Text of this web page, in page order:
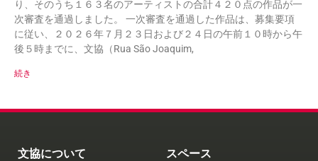
り、そのうち１６３名のアーティストの合計４２０点の作品が一
次審査を通過しました。 一次審査を通過した作品は、募集要項
に従い、２０２６年７月２３日および２４日の午前１０時から午
後５時までに、文協（Rua São Joaquim,
続き
文協について スペース